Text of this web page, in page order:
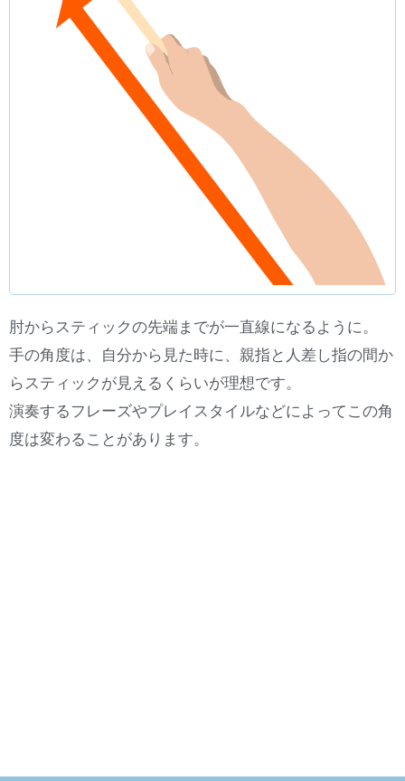
肘からスティックの先端までが一直線になるように。
手の角度は、自分から見た時に、親指と人差し指の間か
らスティックが見えるくらいが理想です。
演奏するフレーズやプレイスタイルなどによってこの角
度は変わることがあります。